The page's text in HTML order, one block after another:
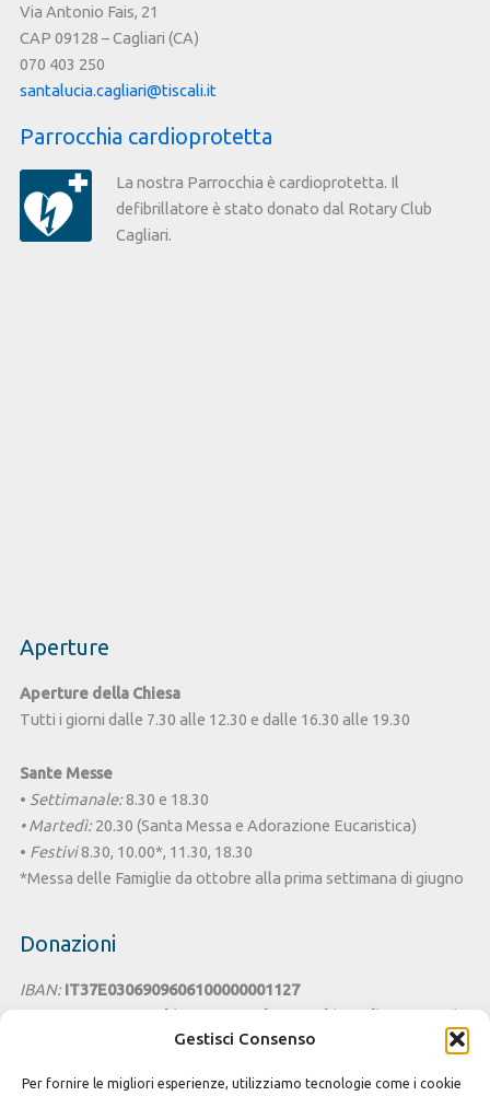
Gestisci Consenso
Per fornire le migliori esperienze, utilizziamo tecnologie come i cookie
Via Antonio Fais, 21
CAP 09128 – Cagliari (CA)
070 403 250
santalucia.cagliari@tiscali.it
Parrocchia cardioprotetta
La nostra Parrocchia è cardioprotetta. Il
defibrillatore è stato donato dal Rotary Club
Cagliari.
Aperture
Aperture della Chiesa
Tutti i giorni dalle 7.30 alle 12.30 e dalle 16.30 alle 19.30
Sante Messe
• Settimanale:8.30 e 18.30
• Martedì:20.30 (Santa Messa e Adorazione Eucaristica)
• Festivi8.30, 10.00*, 11.30, 18.30
*Messa delle Famiglie da ottobre alla prima settimana di giugno
Donazioni
IBAN: IT37E0306909606100000001127
Intestato a:Parrocchia San Benedetto - Chiesa di Santa Lucia